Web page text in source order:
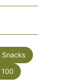
Snacks
100